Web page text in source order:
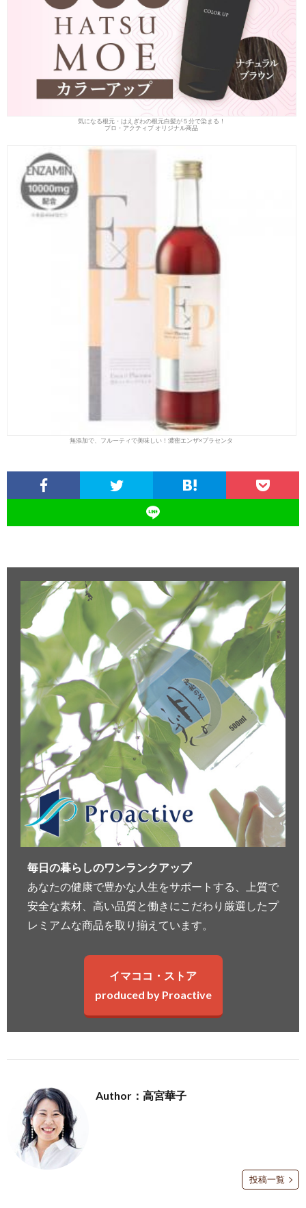
気になる根元・はえぎわの根元白髪が５分で染まる！
プロ・アクティブ オリジナル商品
無添加で、フルーティで美味しい！濃密エンザ×プラセンタ
毎日の暮らしのワンランクアップ
あなたの健康で豊かな人生をサポートする、上質で
安全な素材、高い品質と働きにこだわり厳選したプ
レミアムな商品を取り揃えています。
イマココ・ストア
produced by Proactive
Author：高宮華子
投稿一覧